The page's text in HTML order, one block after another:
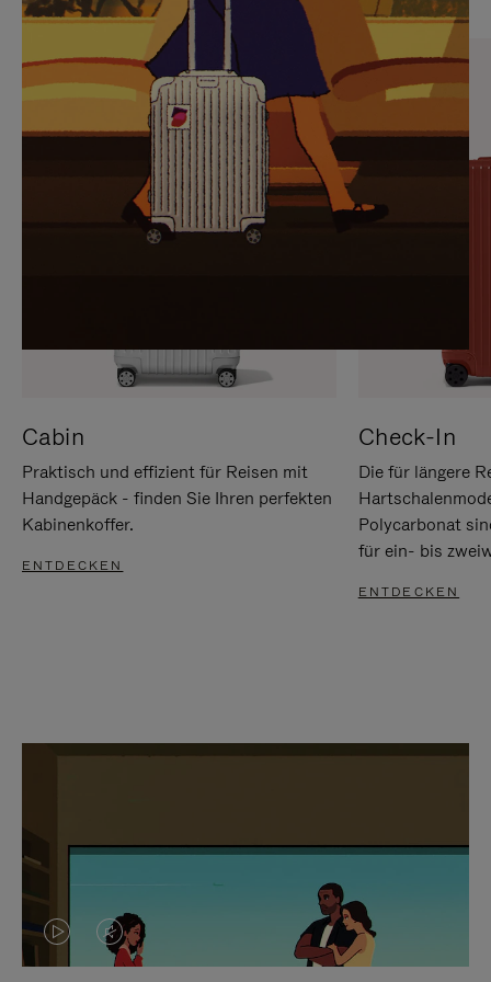
SIE,
UM
ANZUHALTEN
AUFHEBEN
DER
STUMMSCHALTUNG
Cabin
Praktisch und effizient für Reisen mit
Handgepäck - finden Sie Ihren perfekten
Kabinenkoffer.
ENTDECKEN
Check-In
Die für längere
Polycarbonat
für ein- bis
ENTDECKEN
DASVIDEO